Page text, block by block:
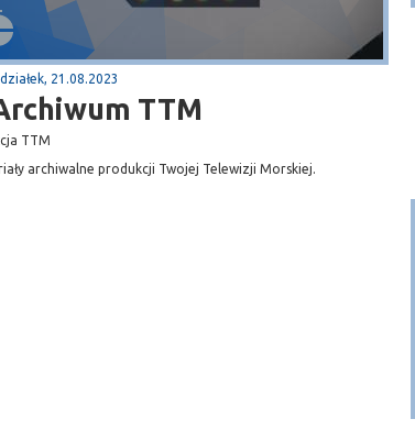
21.08.2023
TTM
TTM
archiwalne produkcji Twojej Telewizji Morskiej.